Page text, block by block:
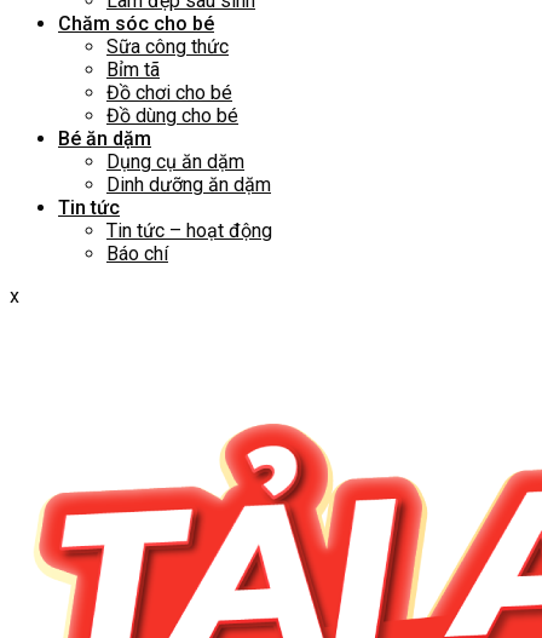
Chăm sóc cho bé
Sữa công thức
Bỉm tã
Đồ chơi cho bé
Đồ dùng cho bé
Bé ăn dặm
Dụng cụ ăn dặm
Dinh dưỡng ăn dặm
Tin tức
Tin tức – hoạt động
Báo chí
x